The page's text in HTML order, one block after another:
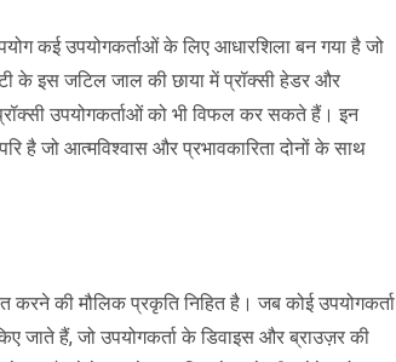
कई उपयोगकर्ताओं के लिए आधारशिला बन गया है जो
के इस जटिल जाल की छाया में प्रॉक्सी हेडर और
उपयोगकर्ताओं को भी विफल कर सकते हैं। इन
है जो आत्मविश्वास और प्रभावकारिता दोनों के साथ
करने की मौलिक प्रकृति निहित है। जब कोई उपयोगकर्ता
जाते हैं, जो उपयोगकर्ता के डिवाइस और ब्राउज़र की